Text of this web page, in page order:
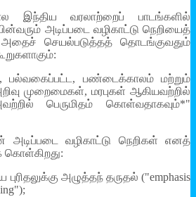
இந்திய வரலாற்றைப் பாடங்களில்
அடிப்படை வழிகாட்டு நெறியைத்
செயல்படுத்தத் தொடங்குவதும்
பல்வகைப்பட்ட, பண்டைக்காலம் மற்றும்
முறைமைகள், மரபுகள் ஆகியவற்றில்
பெருமிதம் கொள்வதாகவும்*"
வழிகாட்டு நெறிகள் எனத்
அழுத்தந் தருதல் ("emphasis